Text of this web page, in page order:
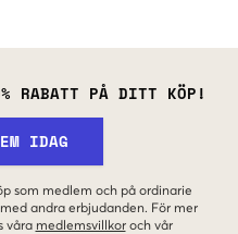
RABATT PÅ DITT KÖP!
IDAG
som medlem och på ordinarie
andra erbjudanden. För mer
våra medlemsvillkor och vår